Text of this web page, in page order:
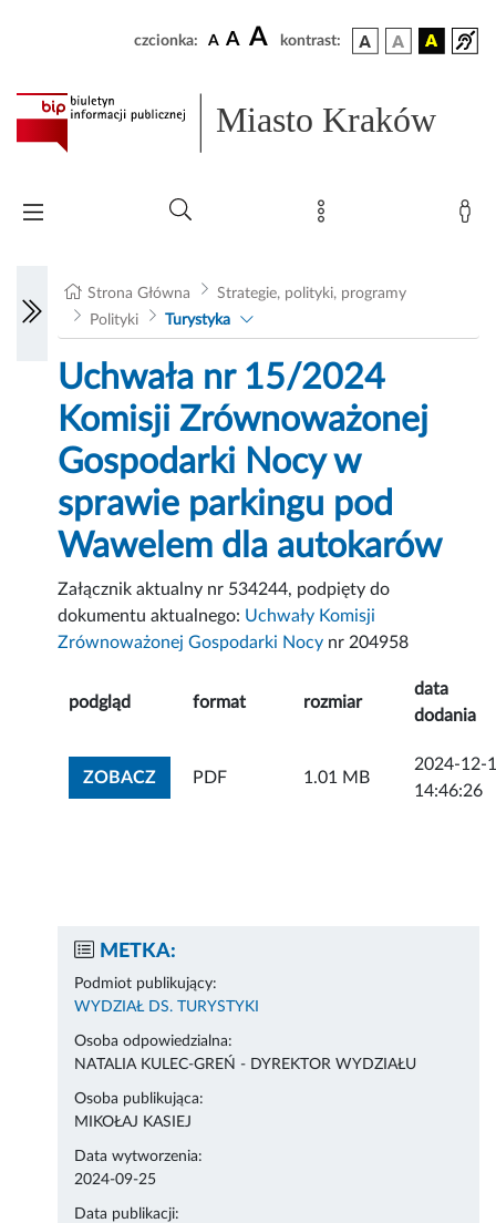
czcionka: A A A kontrast:
Miasto Kraków
Strona Główna
Strategie, polityki, programy
Polityki
Turystyka
Uchwała nr 15/2024
Komisji Zrównoważonej
Gospodarki Nocy w
sprawie parkingu pod
Wawelem dla autokarów
Załącznik aktualny nr 534244, podpięty do
dokumentu aktualnego: Uchwały Komisji
Zrównoważonej Gospodarki Nocy nr 204958
podgląd format rozmiar
data
dodania
ZOBACZZOBACZ ZAŁĄCZNIK
PDF 1.01 MB
2024-12-
14:46:26
METKA:
Podmiot publikujący:
WYDZIAŁ DS. TURYSTYKI
Osoba odpowiedzialna:
NATALIA KULEC-GREŃ - DYREKTOR WYDZIAŁU
Osoba publikująca:
MIKOŁAJ KASIEJ
Data wytworzenia:
2024-09-25
Data publikacji: